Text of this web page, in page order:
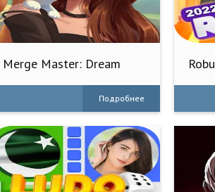
Merge Master: Dream
Подробнее